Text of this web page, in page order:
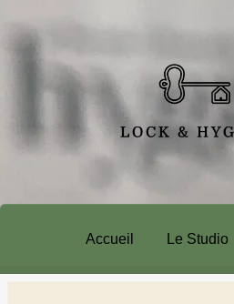
Accueil Le Studio